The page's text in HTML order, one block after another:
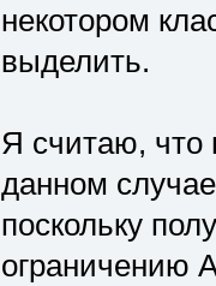
некотором
выделить.
Я считаю, что
данном
поскольку
ограничению